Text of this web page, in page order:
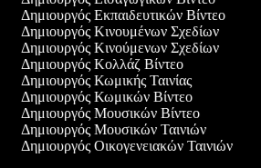
Δημιουργός Εκπαιδευτικών Βίντεο
Δημιουργός Κινουμένων Σχεδίων
Δημιουργός Κινούμενων Σχεδίων
Δημιουργός Κολλάζ Βίντεο
Δημιουργός Κωμικής Ταινίας
Δημιουργός Κωμικών Βίντεο
Δημιουργός Μουσικών Βίντεο
Δημιουργός Μουσικών Ταινιών
Δημιουργός Οικογενειακών Ταινιών